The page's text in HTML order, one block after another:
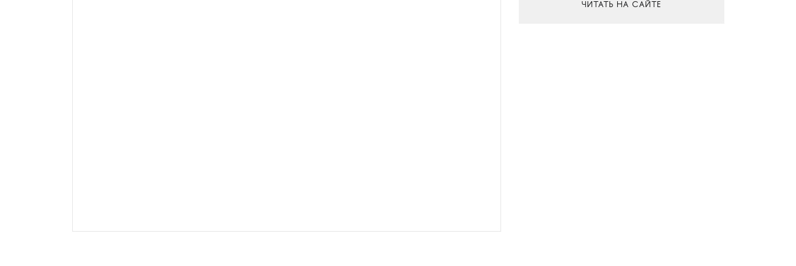
ЧИТАТЬ НА САЙТЕ